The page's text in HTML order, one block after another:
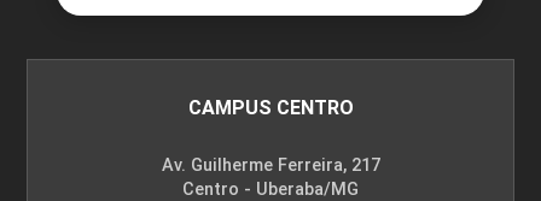
CAMPUS CENTRO
Av. Guilherme Ferreira, 217
Centro - Uberaba/MG